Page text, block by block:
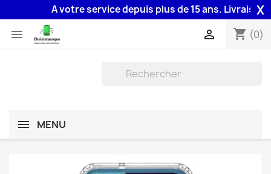
A votre service depuis plus de 15 ans. Livraison X
 shopping_cart (0)

MENU